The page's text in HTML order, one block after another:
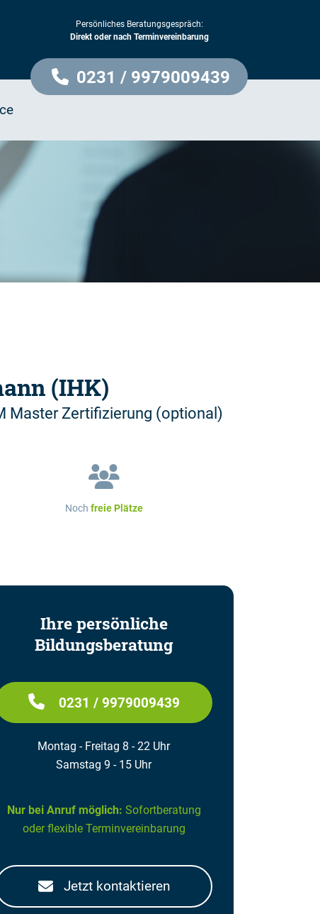
Persönliches Beratungsgespräch:
Direkt oder nach Terminvereinbarung
0231 / 9979009439
(IHK)
Master Zertifizierung (optional)
Noch freie Plätze
Ihre persönliche
Bildungsberatung
0231 / 9979009439
Montag - Freitag 8 - 22 Uhr
Samstag 9 - 15 Uhr
Nur bei Anruf möglich: Sofortberatung
oder flexible Terminvereinbarung
Jetzt kontaktieren